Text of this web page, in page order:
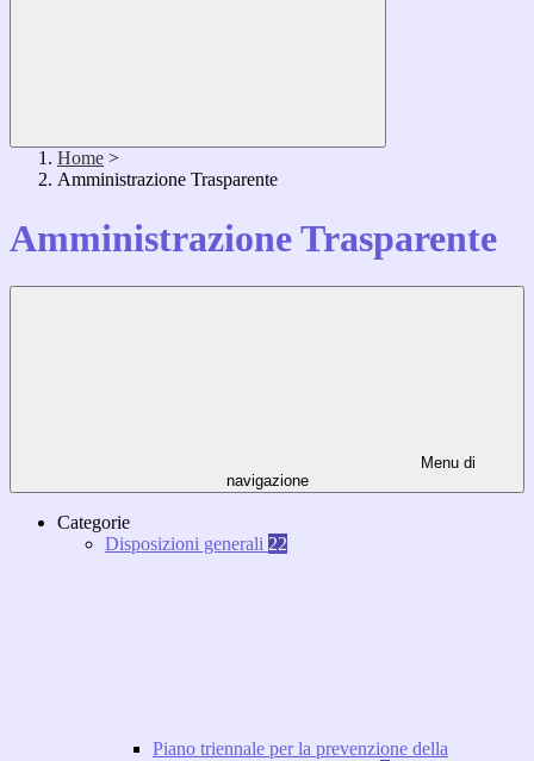
Home >
Amministrazione Trasparente
Amministrazione Trasparente
Menu di
navigazione
Categorie
Disposizioni generali 22
Piano triennale per la prevenzione della